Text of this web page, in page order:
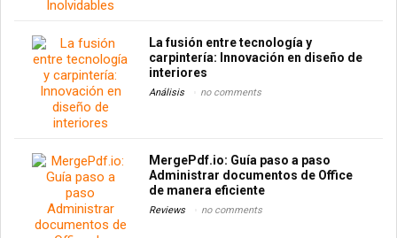
La fusión entre tecnología y
carpintería: Innovación en diseño de
interiores
Análisis no comments
MergePdf.io: Guía paso a paso
Administrar documentos de Office
de manera eficiente
Reviews no comments